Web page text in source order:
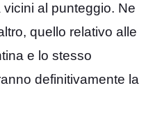
al punteggio. Ne
quello relativo alle
e lo stesso
definitivamente la